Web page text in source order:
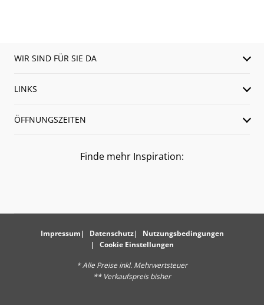
WIR SIND FÜR SIE DA
LINKS
ÖFFNUNGSZEITEN
Finde mehr Inspiration:
Impressum Datenschutz
Nutzungsbedingungen
Cookie Einstellungen
* Alle Preise inkl. Mehrwertsteuer
** Verkaufspreis bisher